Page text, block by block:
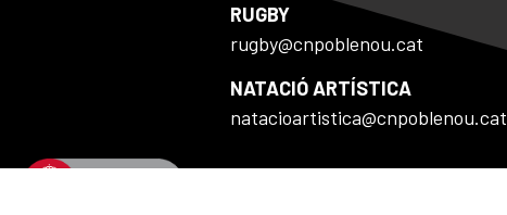
RUGBY
rugby@cnpoblenou.cat
NATACIÓ ARTÍSTICA
natacioartistica@cnpoblenou.cat